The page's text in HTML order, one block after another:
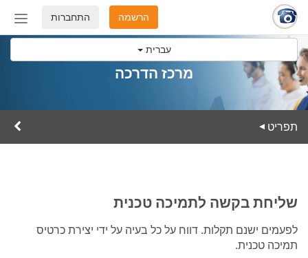
עברית
מצב
התחברות הרשמה
מרכז הדרכה
תפריט ▸
שליחת בקשה לתמיכה טכנית
לפעמים ישנם תקלות. דווח על כל בעיה על ידי יצירת כרטיס
תמיכה טכנית.